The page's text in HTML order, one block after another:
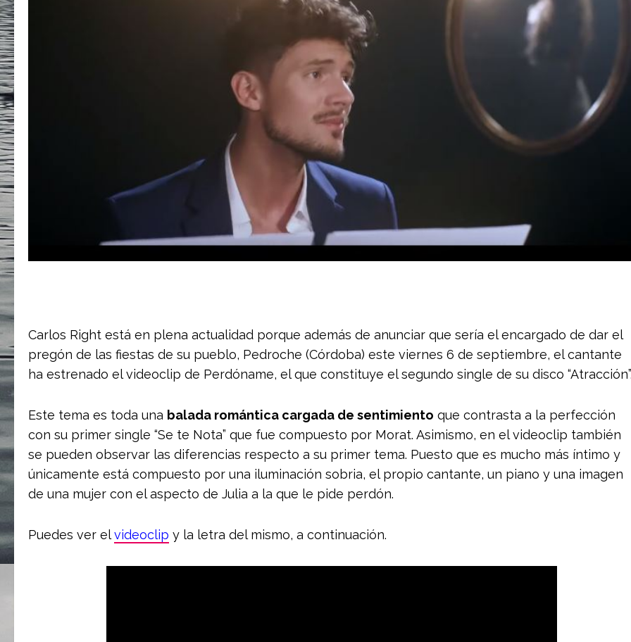
Carlos Right está en plena actualidad porque además de anunciar que sería el encargado de dar el
pregón de las fiestas de su pueblo, Pedroche (Córdoba) este viernes 6 de septiembre, el cantante
ha estrenado el videoclip de Perdóname, el que constituye el segundo single de su disco
Este tema es toda una balada romántica cargada de sentimiento que contrasta a la perfección
con su primer single “Se te Nota” que fue compuesto por Morat. Asimismo, en el videoclip también
se pueden observar las diferencias respecto a su primer tema. Puesto que es mucho más íntimo y
únicamente está compuesto por una iluminación sobria, el propio cantante, un piano y una imagen
de una mujer con el aspecto de Julia a la que le pide perdón.
Puedes ver elvideoclip y la letra del mismo, a continuación.